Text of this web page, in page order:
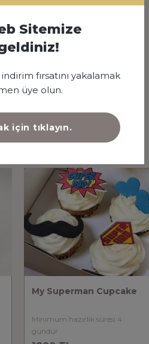
DİĞER ÜRÜNLER
My Superman Cupcake
Minimum hazırlık süresi 4
gündür
Sitemize
fırsatını yakalamak
üye olun.
için tıklayın.